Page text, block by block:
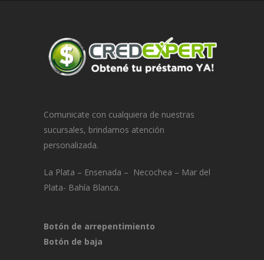
Comunicate con cualquiera de nuestras
sucursales, brindamos atención
personalizada.
La Plata – Ensenada – Necochea – Mar del
Plata- Bahía Blanca.
Botón de arrepentimiento
Botón de baja